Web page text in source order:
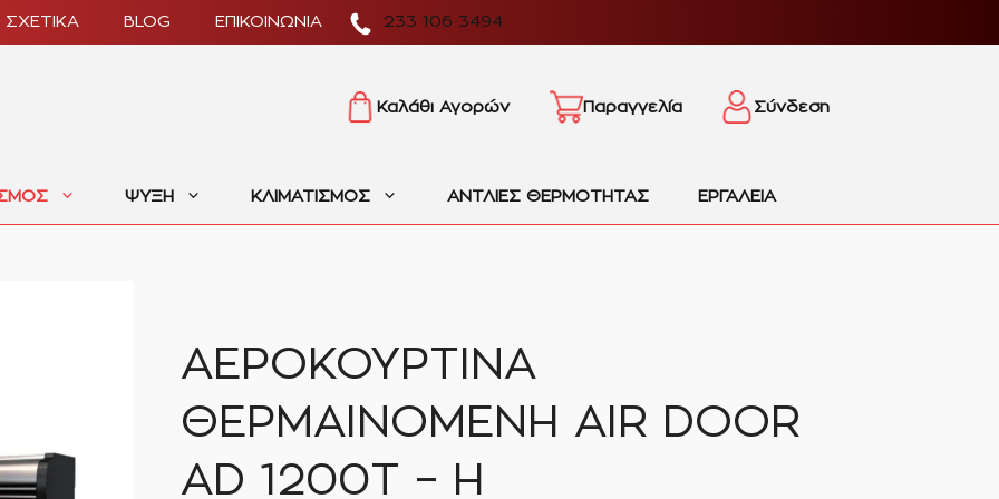
233 106 3494
ΣΧΕΤΙΚΑ BLOG ΕΠΙΚΟΙΝΩΝΙΑ
Καλάθι Αγορών Παραγγελία Σύνδεση
ΨΥΞΗ ΚΛΙΜΑΤΙΣΜΟΣ ΑΝΤΛΙΕΣ ΘΕΡΜΟΤΗΤΑΣ ΕΡΓΑΛΕΙΑ
ΑΕΡΟΚΟΥΡΤΙΝΑ
ΘΕΡΜΑΙΝΟΜΕΝΗ AIR DOOR
AD 1200T – H